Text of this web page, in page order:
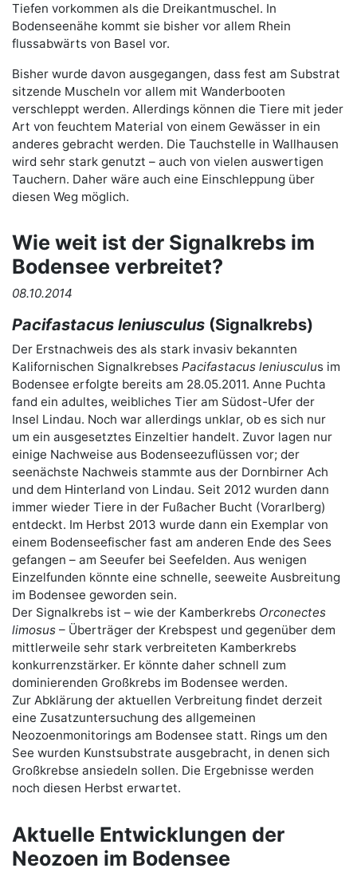
Tiefen vorkommen als die Dreikantmuschel. In
Bodenseenähe kommt sie bisher vor allem Rhein
flussabwärts von Basel vor.
Bisher wurde davon ausgegangen, dass fest am Substrat
sitzende Muscheln vor allem mit Wanderbooten
verschleppt werden. Allerdings können die Tiere mit jeder
Art von feuchtem Material von einem Gewässer in ein
anderes gebracht werden. Die Tauchstelle in Wallhausen
wird sehr stark genutzt – auch von vielen auswertigen
Tauchern. Daher wäre auch eine Einschleppung über
diesen Weg möglich.
Wie weit ist der Signalkrebs im
Bodensee verbreitet?
08.10.2014
Pacifastacus leniusculus (Signalkrebs)
Der Erstnachweis des als stark invasiv bekannten
Kalifornischen SignalkrebsesPacifastacus leniusculus im
Bodensee erfolgte bereits am 28.05.2011. Anne Puchta
fand ein adultes, weibliches Tier am Südost-Ufer der
Insel Lindau. Noch war allerdings unklar, ob es sich nur
um ein ausgesetztes Einzeltier handelt. Zuvor lagen nur
einige Nachweise aus Bodenseezuflüssen vor; der
seenächste Nachweis stammte aus der Dornbirner Ach
und dem Hinterland von Lindau. Seit 2012 wurden dann
immer wieder Tiere in der Fußacher Bucht (Vorarlberg)
entdeckt. Im Herbst 2013 wurde dann ein Exemplar von
einem Bodenseefischer fast am anderen Ende des Sees
gefangen – am Seeufer bei Seefelden. Aus wenigen
Einzelfunden könnte eine schnelle, seeweite Ausbreitung
im Bodensee geworden sein.
Der Signalkrebs ist – wie der Kamberkrebs Orconectes
limosus – Überträger der Krebspest und gegenüber dem
mittlerweile sehr stark verbreiteten Kamberkrebs
konkurrenzstärker. Er könnte daher schnell zum
dominierenden Großkrebs im Bodensee werden.
Zur Abklärung der aktuellen Verbreitung findet derzeit
eine Zusatzuntersuchung des allgemeinen
Neozoenmonitorings am Bodensee statt. Rings um den
See wurden Kunstsubstrate ausgebracht, in denen sich
Großkrebse ansiedeln sollen. Die Ergebnisse werden
noch diesen Herbst erwartet.
Aktuelle Entwicklungen der
Neozoen im Bodensee